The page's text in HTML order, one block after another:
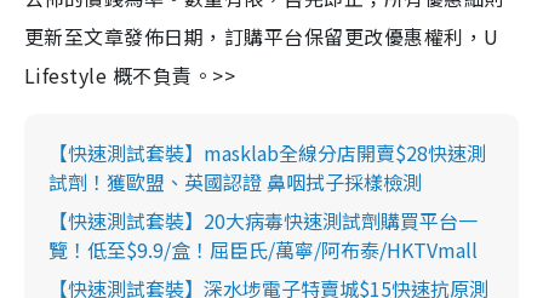
更新至文章發佈日期，訂購平台保留更改優惠權利，U
Lifestyle 概不負責。>>
【快速測試套裝】masklab全線分店開賣$28快速測
試劑！獲歐盟、英國認證 鼻咽拭子採樣檢測
【快速測試套裝】20大病毒快速測試劑購買平台一
覽！低至$9.9/盒！屈臣氏/萬寧/阿布泰/HKTVmall
【快速測試套裝】深水埗電子特賣城$15快速抗原測